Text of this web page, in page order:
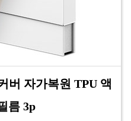
버 자가복원 TPU 액
름 3p